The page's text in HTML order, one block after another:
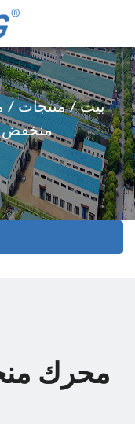
بيت/منتجات/
منخفض
محرك